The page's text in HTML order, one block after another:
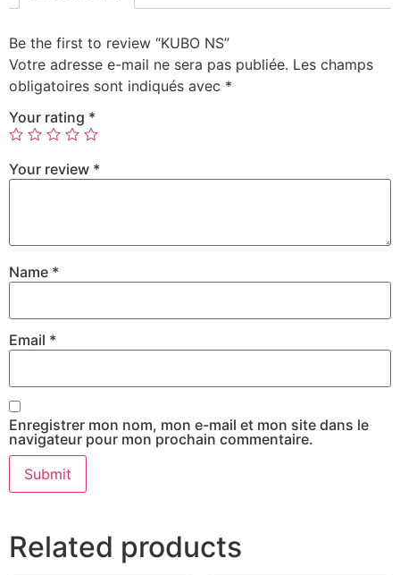
Be the first to review “KUBO NS”
Votre adresse e-mail ne sera pas publiée. Les champs
obligatoires sont indiqués avec *
Your rating *
Your review *
Name *
Email *
Enregistrer mon nom, mon e-mail et mon site dans le
navigateur pour mon prochain commentaire.
Related products